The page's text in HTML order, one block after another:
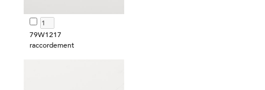
79W1217
raccordement